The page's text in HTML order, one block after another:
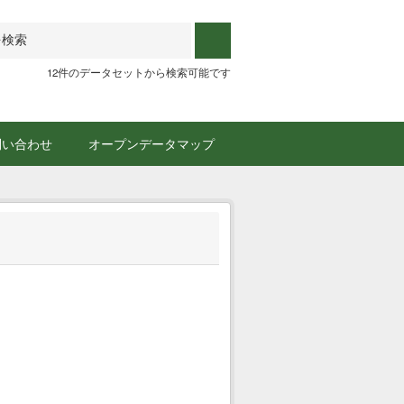
12件のデータセットから検索可能です
合わせ オープンデータマップ